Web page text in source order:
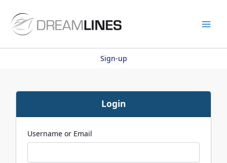
content
Sign-up
Login
Username or Email